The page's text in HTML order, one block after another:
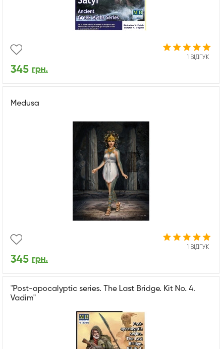
1 ВІДГУК
345 грн.
Medusa
1 ВІДГУК
345 грн.
"Pоst-apocalyptic series. The Last Bridge. Kit No. 4.
Vadim"